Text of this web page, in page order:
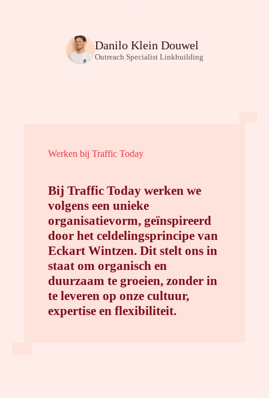
Danilo Klein Douwel
Outreach Specialist Linkbuilding
Werken bij Traffic Today
Bij Traffic Today werken we
volgens een unieke
organisatievorm, geïnspireerd
door het celdelingsprincipe van
Eckart Wintzen. Dit stelt ons in
staat om organisch en
duurzaam te groeien, zonder in
te leveren op onze cultuur,
expertise en flexibiliteit.